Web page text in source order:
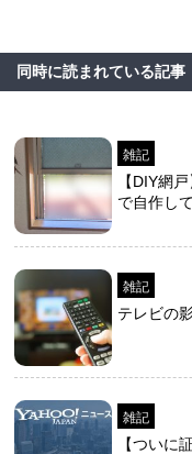
同時に読まれている記事
雑記
【DIY網
で自作し
雑記
テレビの
雑記
【ついに